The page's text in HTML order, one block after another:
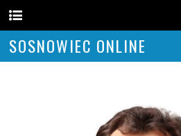
SOSNOWIEC ONLINE